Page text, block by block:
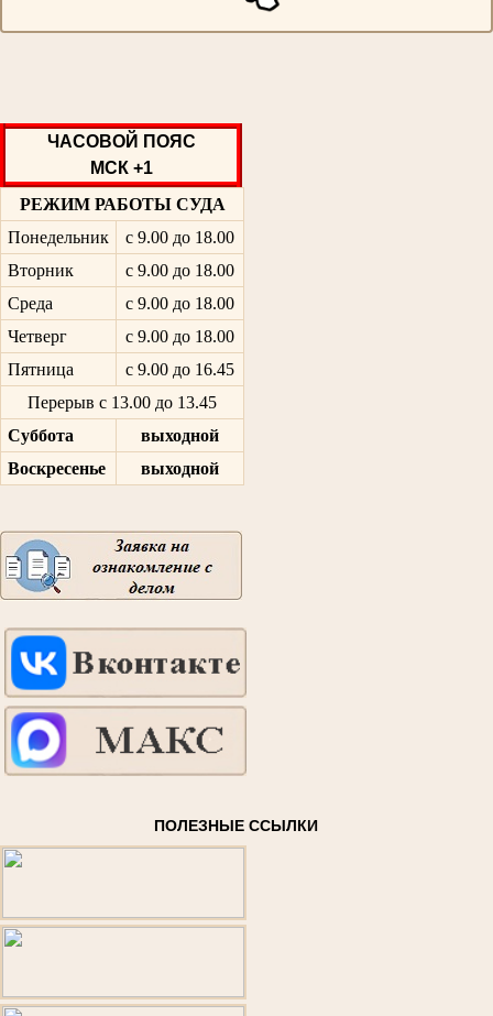
ЧАСОВОЙ ПОЯС
МСК +1
РЕЖИМ РАБОТЫ СУДА
Понедельник
с 9.00 до 18.00
Вторник
с 9.00 до 18.00
Среда
с 9.00 до 18.00
Четверг
с 9.00 до 18.00
Пятница
с 9.00 до 16.45
Перерыв с 13.00 до 13.45
Суббота
выходной
Воскресенье
выходной
ПОЛЕЗНЫЕ ССЫЛКИ